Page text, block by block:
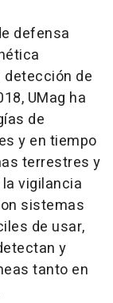
defensa
detección de
UMag ha
de
y en tiempo
terrestres y
vigilancia
sistemas
de usar,
y
tanto en